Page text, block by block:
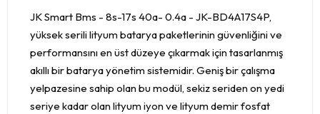
JK Smart Bms - 8s-17s 40a- 0.4a - JK-BD4A17S4P,
yüksek serili lityum batarya paketlerinin güvenliğini ve
performansını en üst düzeye çıkarmak için tasarlanmış
akıllı bir batarya yönetim sistemidir. Geniş bir çalışma
yelpazesine sahip olan bu modül, sekiz seriden on yedi
seriye kadar olan lityum iyon ve lityum demir fosfat